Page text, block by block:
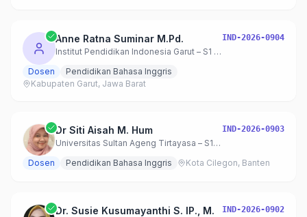
Anne Ratna Suminar M.Pd.
Institut Pendidikan Indonesia Garut – S1 Pendidikan Bahasa Inggris
IND-2026-0904
Dosen
Pendidikan Bahasa Inggris
Kabupaten Garut, Jawa Barat
Dr Siti Aisah M. Hum
Universitas Sultan Ageng Tirtayasa – S1 Pendidikan Bahasa Inggris
IND-2026-0903
Dosen Pendidikan Bahasa Inggris Kota Cilegon, Banten
Dr. Susie Kusumayanthi S. IP., M.
IND-2026-0902